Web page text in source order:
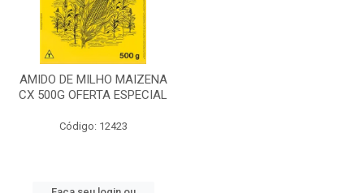
AMIDO DE MILHO MAIZENA
CX 500G OFERTA ESPECIAL
Código: 12423